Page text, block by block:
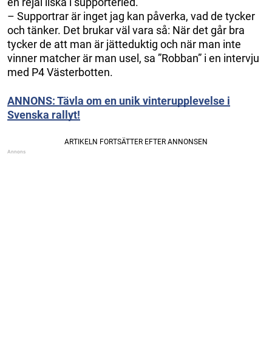
– Supportrar är inget jag kan påverka, vad de tycker
och tänker. Det brukar väl vara så: När det går bra
tycker de att man är jätteduktig och när man inte
vinner matcher är man usel, sa ”Robban” i en intervju
med P4 Västerbotten.
ANNONS: Tävla om en unik vinterupplevelse i
Svenska rallyt!